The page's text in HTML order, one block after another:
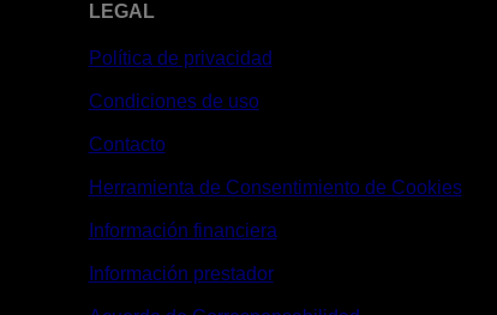
LEGAL
Política de privacidad
Condiciones de uso
Contacto
Herramienta de Consentimiento de Cookies
Información financiera
Información prestador